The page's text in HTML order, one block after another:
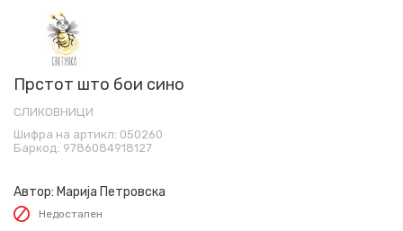
Прстот што бои сино
СЛИКОВНИЦИ
Шифра на артикл: 050260
Баркод: 9786084918127
Автор: Марија Петровска
Недостапен